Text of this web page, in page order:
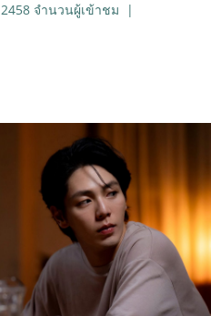
2458 จำนวนผู้เข้าชม |